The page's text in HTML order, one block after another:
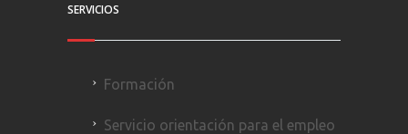
SERVICIOS
Formación
Servicio orientación para el empleo